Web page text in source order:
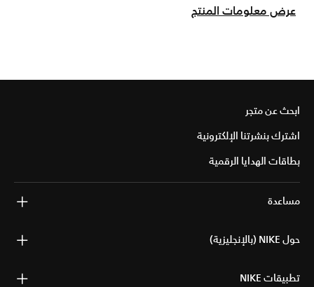
عرض معلومات المنتج
ابحث عن متجر
اشترك بنشرتنا الإلكترونية
بطاقات الهدايا الرقمية
مساعدة
حول NIKE (بالإنجليزية)
تطبيقات NIKE